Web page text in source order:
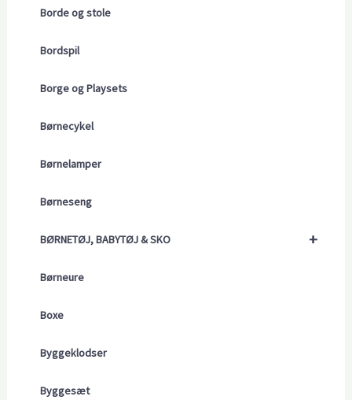
Borde og stole
Bordspil
Borge og Playsets
Børnecykel
Børnelamper
Børneseng
+
BØRNETØJ, BABYTØJ & SKO
Børneure
Boxe
Byggeklodser
Byggesæt